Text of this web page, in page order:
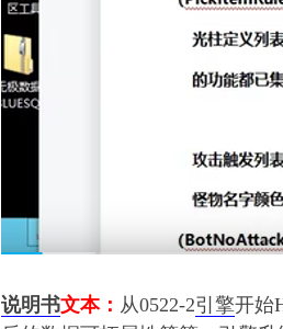
说明书文本： 从0522-2引擎开始